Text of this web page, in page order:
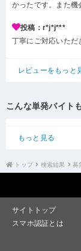
かったです。また機
投稿：r*j*j***
丁寧にご対応いただ
レビューをもっと
こんな単発バイト
もっと見る
トップ 検索結果 募
サイトトップ
スマホ認証とは